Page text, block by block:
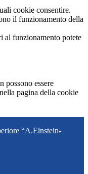
cookie consentire.
il funzionamento della
al funzionamento potete
possono essere
pagina della cookie
“A.Einstein-